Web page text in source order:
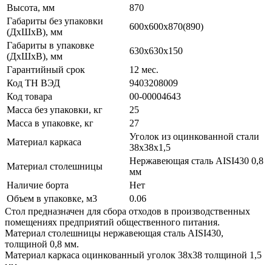
Высота, мм
870
Габариты без упаковки
(ДхШхВ), мм
600х600х870(890)
Габариты в упаковке
(ДхШхВ), мм
630х630х150
Гарантийный срок
12 мес.
Код ТН ВЭД
9403208009
Код товара
00-00004643
Масса без упаковки, кг
25
Масса в упаковке, кг
27
Материал каркаса
Уголок из оцинкованной стали
38х38х1,5
Материал столешницы
Нержавеющая сталь AISI430 0,8
мм
Наличие борта
Нет
Объем в упаковке, м3
0.06
Стол предназначен для сбора отходов в производственных
помещениях предприятий общественного питания.
Материал столешницы нержавеющая сталь AISI430,
толщиной 0,8 мм.
Материал каркаса оцинкованный уголок 38х38 толщиной 1,5